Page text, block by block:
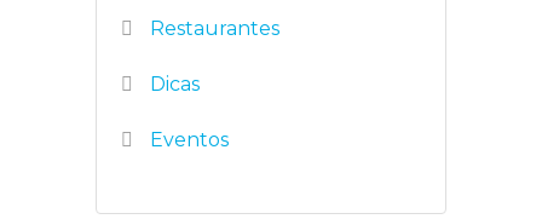
Restaurantes
Dicas
Eventos